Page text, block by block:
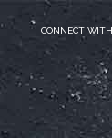
CONNECT